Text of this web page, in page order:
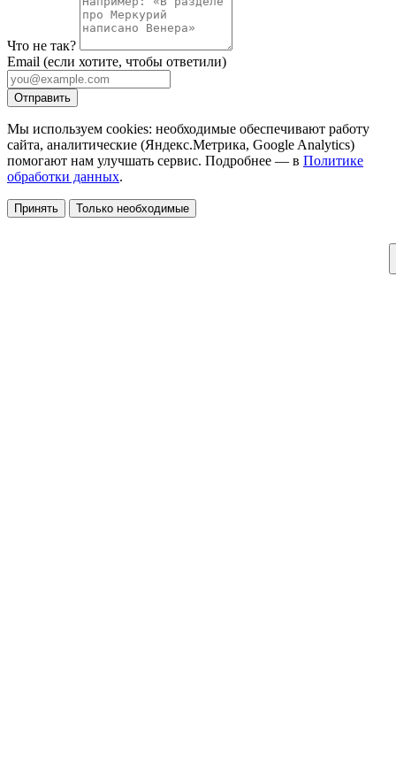
Что не так?
Email (если хотите, чтобы ответили)
Отправить
Мы используем cookies: необходимые обеспечивают работу
сайта, аналитические (Яндекс.Метрика, Google Analytics)
помогают нам улучшать сервис. Подробнее — в Политике
обработки данных.
Принять Только необходимые